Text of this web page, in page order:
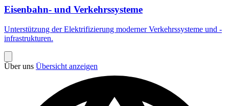
Eisenbahn- und Verkehrssysteme
Unterstützung der Elektrifizierung moderner Verkehrssysteme und -
infrastrukturen.
Über uns Übersicht anzeigen